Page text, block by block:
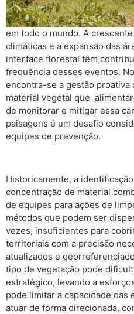
em todo o mundo. A
climáticas e a expansão das
interface florestal têm
frequência desses eventos.
encontra-se a gestão proativa
material vegetal que
de monitorar e mitigar essa
paisagens é um desafio
equipes de prevenção.
Historicamente, a
concentração de material
de equipes para ações de
métodos que podem ser
vezes, insuficientes para
territoriais com a precisão
atualizados e
tipo de vegetação pode
estratégico, levando a
pode limitar a capacidade das
atuar de forma direcionada,